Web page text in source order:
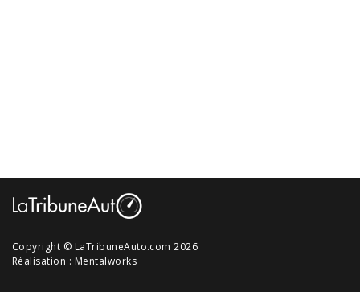
Copyright © LaTribuneAuto.com 2026
Réalisation : Mentalworks